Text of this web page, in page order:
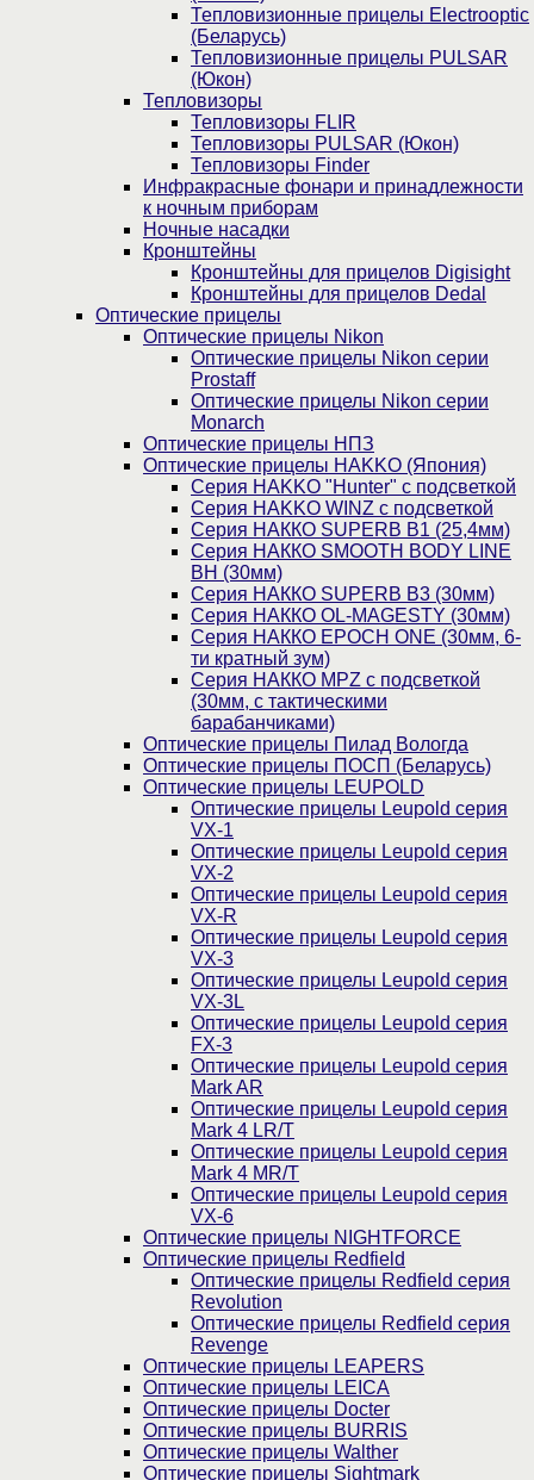
Тепловизионные прицелы Electrooptic
(Беларусь)
Тепловизионные прицелы PULSAR
(Юкон)
Тепловизоры
Тепловизоры FLIR
Тепловизоры PULSAR (Юкон)
Тепловизоры Finder
Инфракрасные фонари и принадлежности
к ночным приборам
Ночные насадки
Кронштейны
Кронштейны для прицелов Digisight
Кронштейны для прицелов Dedal
Оптические прицелы
Оптические прицелы Nikon
Оптические прицелы Nikon серии
Prostaff
Оптические прицелы Nikon серии
Monarch
Оптические прицелы НПЗ
Оптические прицелы HAKKO (Япония)
Cерия HAKKO "Hunter" с подсветкой
Серия НAKKO WINZ с подсветкой
Серия НАККО SUPERB B1 (25,4мм)
Серия НАККО SMOOTH BODY LINE
BH (30мм)
Серия НАККО SUPERB B3 (30мм)
Серия НАККО OL-MAGESTY (30мм)
Серия НАККО EPOCH ONE (30мм, 6-
ти кратный зум)
Серия НАККО MPZ с подсветкой
(30мм, c тактическими
барабанчиками)
Оптические прицелы Пилад Вологда
Оптические прицелы ПОСП (Беларусь)
Оптические прицелы LEUPOLD
Оптические прицелы Leupold серия
VX-1
Оптические прицелы Leupold серия
VX-2
Оптические прицелы Leupold серия
VX-R
Оптические прицелы Leupold серия
VX-3
Оптические прицелы Leupold серия
VX-3L
Оптические прицелы Leupold серия
FX-3
Оптические прицелы Leupold серия
Mark AR
Оптические прицелы Leupold серия
Mark 4 LR/T
Оптические прицелы Leupold серия
Mark 4 MR/T
Оптические прицелы Leupold серия
VX-6
Оптические прицелы NIGHTFORCE
Оптические прицелы Redfield
Оптические прицелы Redfield серия
Revolution
Оптические прицелы Redfield серия
Revenge
Оптические прицелы LEAPERS
Оптические прицелы LEICA
Оптические прицелы Docter
Оптические прицелы BURRIS
Оптические прицелы Walther
Оптические прицелы Sightmark